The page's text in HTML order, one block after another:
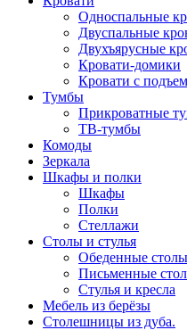
Односпальные
Двуспальные
Двухъярусные
Кровати-домики
Кровати с
Тумбы
Прикроватные
ТВ-тумбы
Комоды
Зеркала
Шкафы и полки
Шкафы
Полки
Стеллажи
Столы и стулья
Обеденные столы
Письменные
Стулья и кресла
Мебель из берёзы
Столешницы из дуба.